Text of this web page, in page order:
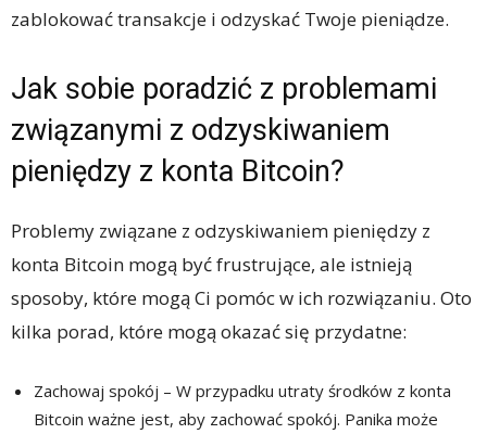
zablokować transakcje i odzyskać Twoje pieniądze.
Jak sobie poradzić z problemami
związanymi z odzyskiwaniem
pieniędzy z konta Bitcoin?
Problemy związane z odzyskiwaniem pieniędzy z
konta Bitcoin mogą być frustrujące, ale istnieją
sposoby, które mogą Ci pomóc w ich rozwiązaniu. Oto
kilka porad, które mogą okazać się przydatne:
Zachowaj spokój – W przypadku utraty środków z konta
Bitcoin ważne jest, aby zachować spokój. Panika może